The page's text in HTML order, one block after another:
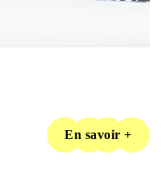
En savoir +